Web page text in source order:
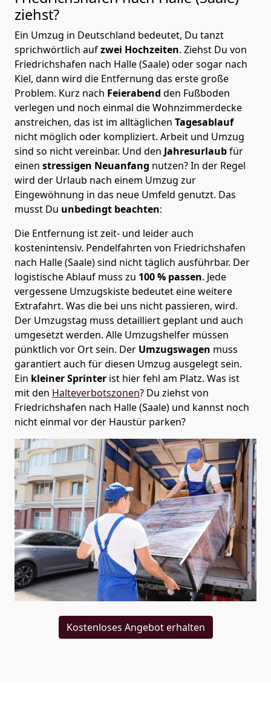
ziehst?
Ein Umzug in Deutschland bedeutet, Du tanzt
sprichwörtlich aufzwei Hochzeiten. Ziehst Du von
Friedrichshafen nach Halle (Saale) oder sogar nach
Kiel, dann wird die Entfernung das erste große
Problem. Kurz nach Feierabend den Fußboden
verlegen und noch einmal die Wohnzimmerdecke
anstreichen, das ist im alltäglichen Tagesablauf
nicht möglich oder kompliziert. Arbeit und Umzug
sind so nicht vereinbar. Und den Jahresurlaubfür
einen stressigen Neuanfang nutzen? In der Regel
wird der Urlaub nach einem Umzug zur
Eingewöhnung in das neue Umfeld genutzt. Das
musst Du unbedingt beachten:
Die Entfernung ist zeit- und leider auch
kostenintensiv. Pendelfahrten von Friedrichshafen
nach Halle (Saale) sind nicht täglich ausführbar. Der
logistische Ablauf muss zu 100 % passen. Jede
vergessene Umzugskiste bedeutet eine weitere
Extrafahrt. Was die bei uns nicht passieren, wird.
Der Umzugstag muss detailliert geplant und auch
umgesetzt werden. Alle Umzugshelfer müssen
pünktlich vor Ort sein. Der Umzugswagen muss
garantiert auch für diesen Umzug ausgelegt sein.
Ein kleiner Sprinter ist hier fehl am Platz. Was ist
mit den Halteverbotszonen? Du ziehst von
Friedrichshafen nach Halle (Saale) und kannst noch
nicht einmal vor der Haustür parken?
Kostenloses Angebot erhalten